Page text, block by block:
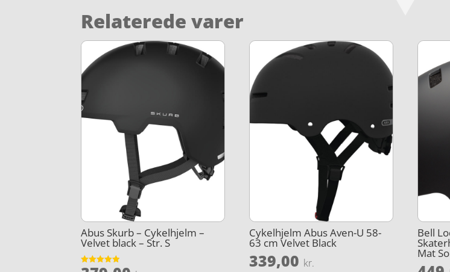
Relaterede varer
Abus Skurb – Cykelhjelm –
Velvet black – Str. S
Vurderet
Cykelhjelm Abus Aven-U 58-
63 cm Velvet Black
339,00 kr.
Bell
Mat